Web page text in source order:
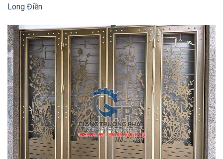
Long Điền